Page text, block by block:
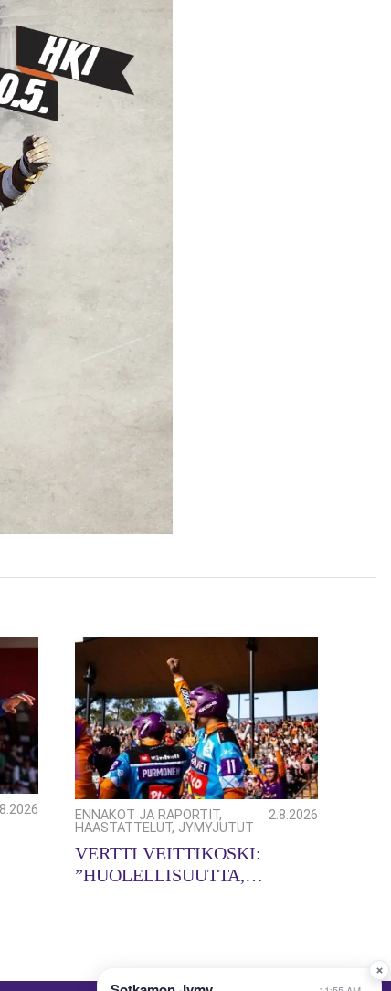
ENNAKOT JA RAPORTIT,
HAASTATTELUT, JYMYJUTUT
2.8.2026
VERTTI VEITTIKOSKI:
”HUOLELLISUUTTA,